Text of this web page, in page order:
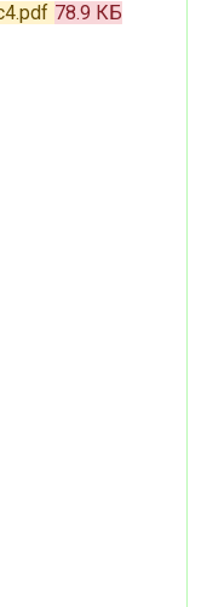
78.9 КБ